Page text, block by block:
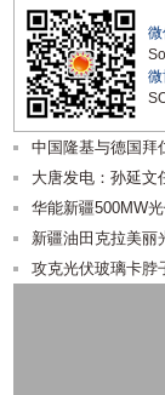
微
微
中国隆基与德国拜
大唐发电：孙延文
华能新疆500MW
新疆油田克拉美丽
攻克光伏玻璃卡脖